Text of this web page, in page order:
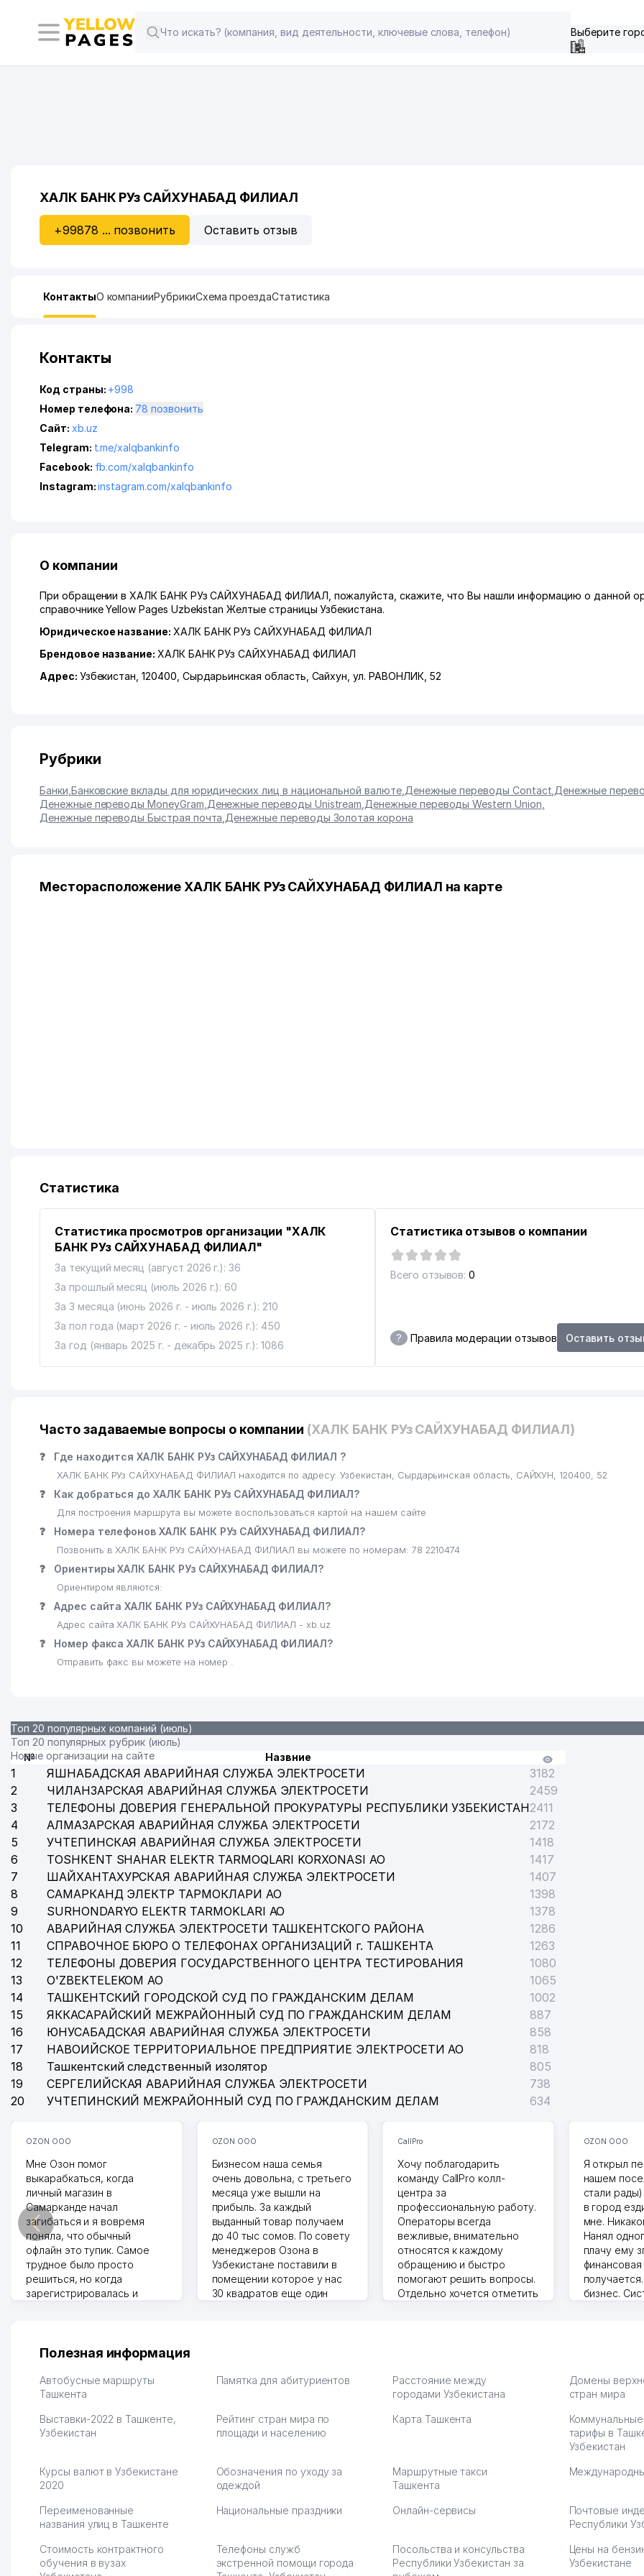
Выберите
ХАЛК БАНК РУз САЙХУНАБАД ФИЛИАЛ
+99878 ... позвонить Оставить отзыв
КонтактыО компанииРубрикиСхема проездаСтатистика
Контакты
Код страны: +998
Номер телефона:
78 позвонить
Сайт: xb.uz
Telegram: t.me/xalqbankinfo
Facebook: fb.com/xalqbankinfo
Instagram:instagram.com/xalqbankinfo
О компании
При обращении в ХАЛК БАНК РУз САЙХУНАБАД ФИЛИАЛ, пожалуйста, скажите, что Вы нашли информацию о данной
справочнике Yellow Pages Uzbekistan Желтые страницы Узбекистана.
Юридическое название: ХАЛК БАНК РУз САЙХУНАБАД ФИЛИАЛ
Брендовое название: ХАЛК БАНК РУз САЙХУНАБАД ФИЛИАЛ
Адрес: Узбекистан, 120400, Сырдарьинская область Сайхун ,ул. РАВОНЛИК , 52
Рубрики
Банки Банковские вклады для юридических лиц в национальной валюте, Денежные переводы Contact Денежные
Денежные переводы MoneyGram Денежные переводы Unistream Денежные переводы Western Union
Денежные переводы Быстрая почта Денежные переводы Золотая корона
Месторасположение ХАЛК БАНК РУз САЙХУНАБАД ФИЛИАЛ на карте
Статистика
Статистика просмотров организации "ХАЛК
БАНК РУз САЙХУНАБАД ФИЛИАЛ"
За текущий месяц (август 2026 г.): 36
За прошлый месяц (июль 2026 г.): 60
За 3 месяца (июнь 2026 г. - июль 2026 г.): 210
За пол года (март 2026 г. - июль 2026 г.): 450
За год (январь 2025 г. - декабрь 2025 г.): 1086
Статистика отзывов о компании
Всего отзывов: 0
? Правила модерации отзывов Оставить
Часто задаваемые вопросы о компании (ХАЛК БАНК РУз САЙХУНАБАД ФИЛИАЛ)
❓ Где находится ХАЛК БАНК РУз САЙХУНАБАД ФИЛИАЛ ?
ХАЛК БАНК РУз САЙХУНАБАД ФИЛИАЛ находится по адресу: Узбекистан, Сырдарьинская область, САЙХУН, 120400, 52
❓ Как добраться до ХАЛК БАНК РУз САЙХУНАБАД ФИЛИАЛ?
Для построения маршрута вы можете воспользоваться картой на нашем сайте
❓ Номера телефонов ХАЛК БАНК РУз САЙХУНАБАД ФИЛИАЛ?
Позвонить в ХАЛК БАНК РУз САЙХУНАБАД ФИЛИАЛ вы можете по номерам: 78 2210474
❓ Ориентиры ХАЛК БАНК РУз САЙХУНАБАД ФИЛИАЛ?
Ориентиром являются:
❓ Адрес сайта ХАЛК БАНК РУз САЙХУНАБАД ФИЛИАЛ?
Адрес сайта ХАЛК БАНК РУз САЙХУНАБАД ФИЛИАЛ - xb.uz
❓ Номер факса ХАЛК БАНК РУз САЙХУНАБАД ФИЛИАЛ?
Отправить факс вы можете на номер .
Топ 20 популярных компаний (июль)
Топ 20 популярных рубрик (июль)
Новые организации на сайте
№ Назвние
1 ЯШНАБАДСКАЯ АВАРИЙНАЯ СЛУЖБА ЭЛЕКТРОСЕТИ
3182
2
ЧИЛАНЗАРСКАЯ АВАРИЙНАЯ СЛУЖБА ЭЛЕКТРОСЕТИ
2459
3
ТЕЛЕФОНЫ ДОВЕРИЯ ГЕНЕРАЛЬНОЙ ПРОКУРАТУРЫ РЕСПУБЛИКИ УЗБЕКИСТАН2411
4
АЛМАЗАРСКАЯ АВАРИЙНАЯ СЛУЖБА ЭЛЕКТРОСЕТИ
2172
5
УЧТЕПИНСКАЯ АВАРИЙНАЯ СЛУЖБА ЭЛЕКТРОСЕТИ
1418
6
TOSHKENT SHAHAR ELEKTR TARMOQLARI KORXONASI АО
1417
7
ШАЙХАНТАХУРСКАЯ АВАРИЙНАЯ СЛУЖБА ЭЛЕКТРОСЕТИ
1407
8
САМАРКАНД ЭЛЕКТР ТАРМОКЛАРИ АО
1398
9
SURHONDARYO ELEKTR TARMOKLARI АО
1378
10
АВАРИЙНАЯ СЛУЖБА ЭЛЕКТРОСЕТИ ТАШКЕНТСКОГО РАЙОНА
1286
11
СПРАВОЧНОЕ БЮРО О ТЕЛЕФОНАХ ОРГАНИЗАЦИЙ г. ТАШКЕНТА
1263
12
ТЕЛЕФОНЫ ДОВЕРИЯ ГОСУДАРСТВЕННОГО ЦЕНТРА ТЕСТИРОВАНИЯ
1080
13
O'ZBEKTELEKOM АО
1065
14
ТАШКЕНТСКИЙ ГОРОДСКОЙ СУД ПО ГРАЖДАНСКИМ ДЕЛАМ
1002
15
ЯККАСАРАЙСКИЙ МЕЖРАЙОННЫЙ СУД ПО ГРАЖДАНСКИМ ДЕЛАМ
887
16
ЮНУСАБАДСКАЯ АВАРИЙНАЯ СЛУЖБА ЭЛЕКТРОСЕТИ
858
17
НАВОИЙСКОЕ ТЕРРИТОРИАЛЬНОЕ ПРЕДПРИЯТИЕ ЭЛЕКТРОСЕТИ АО
818
18
Ташкентский следственный изолятор
805
19
СЕРГЕЛИЙСКАЯ АВАРИЙНАЯ СЛУЖБА ЭЛЕКТРОСЕТИ
738
20
УЧТЕПИНСКИЙ МЕЖРАЙОННЫЙ СУД ПО ГРАЖДАНСКИМ ДЕЛАМ 634
OZON ООО
Мне Озон помог
выкарабкаться, когда
личный магазин в
Самарканде начал
загибаться и я вовремя
поняла, что обычный
офлайн это тупик. Самое
трудное было просто
решиться, но когда
зарегистрировалась и
на себя доставку до
хранение бесплатное
первый год, хорошая
рекламы, а теперь вижу
результаты. В последнее
много заказывают, а
вначале только по
вяло. Удалось
раскрутиться, дальше
Hamida 03.08.2026 12:45:39
OZON ООО
Бизнесом наша семья
очень довольна, с третьего
месяца уже вышли на
прибыль. За каждый
выданный товар получаем
до 40 тыс сомов. По совету
менеджеров Озона в
Узбекистане поставили в
помещении которое у нас
30 квадратов еще один
мышки и вообще все что
CallPro
Хочу поблагодарить
команду CallPro колл-
центра за
профессиональную работу.
Операторы всегда
вежливые, внимательно
относятся к каждому
обращению и быстро
помогают решить вопросы.
Отдельно хочется отметить
обслуживания клиентов.
Рекомендую этот колл-
партнера для бизнеса.
OZON ООО
Я открыл
нашем
стали
в город
мне.
Нанял
плачу ему
бизнес.
тут у нас
Выгодное
Марат
Полезная информация
Автобусные маршруты
Ташкента
Памятка для абитуриентов
Расстояние между
городами Узбекистана
Домены
стран мира
Выставки-2022 в Ташкенте,
Узбекистан
Рейтинг стран мира по
площади и населению
Карта Ташкента
тарифы в
Узбекистан
Курсы валют в Узбекистане
2020
Обозначения по уходу за
одеждой
Маршрутные такси
Ташкента
Переименованные
названия улиц в Ташкенте
Национальные праздники Онлайн-сервисы
Почтовые
Республики
Стоимость контрактного
обучения в вузах
Телефоны служб
экстренной помощи города
Посольства и консульства
Республики Узбекистан за
Цены на
Узбекистане